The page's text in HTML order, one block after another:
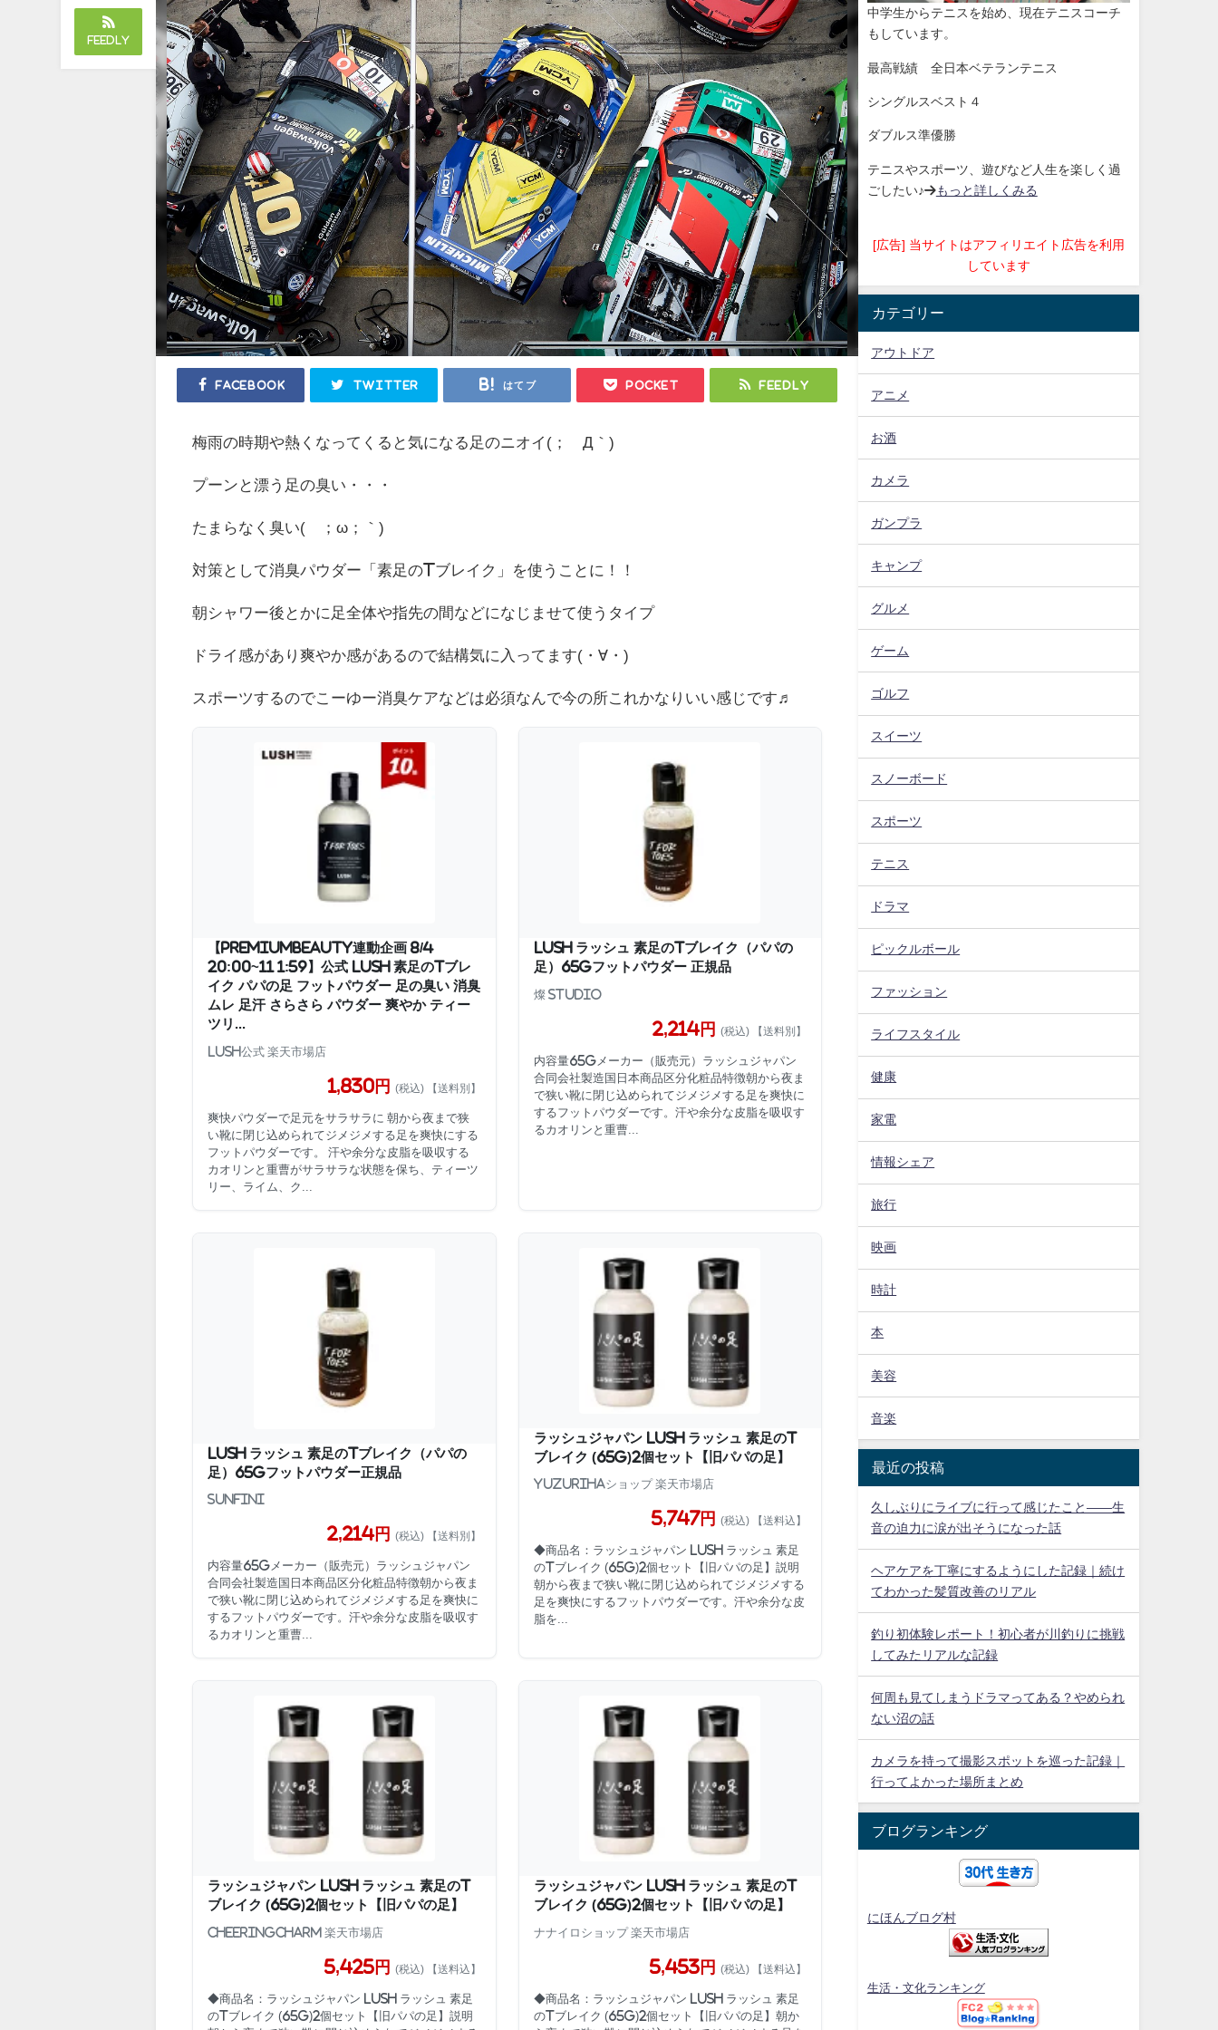
Feedly
Facebook Twitter はてブ Pocket Feedly
梅雨の時期や熱くなってくると気になる足のニオイ(；´Д｀)
プーンと漂う足の臭い・・・
たまらなく臭い(´；ω；｀)
対策として消臭パウダー「素足のTブレイク」を使うことに！！
朝シャワー後とかに足全体や指先の間などになじませて使うタイプ
ドライ感があり爽やか感があるので結構気に入ってます(・∀・)
スポーツするのでこーゆー消臭ケアなどは必須なんで今の所これかなりいい感じです♬
【PremiumBeauty連動企画 8/4
20:00~11 1:59】公式 LUSH 素足のTブレ
イク パパの足 フットパウダー 足の臭い 消臭
ムレ 足汗 さらさら パウダー 爽やか ティー
ツリ...
LUSH公式 楽天市場店
1,830円 (税込) 【送料別】
爽快パウダーで足元をサラサラに 朝から夜まで狭
い靴に閉じ込められてジメジメする足を爽快にする
フットパウダーです。 汗や余分な皮脂を吸収する
カオリンと重曹がサラサラな状態を保ち、ティーツ
リー、ライム、ク...
lush ラッシュ 素足のTブレイク（パパの
足）65gフットパウダー 正規品
燦 Studio
2,214円 (税込) 【送料別】
内容量65gメーカー（販売元）ラッシュジャパン
合同会社製造国日本商品区分化粧品特徴朝から夜ま
で狭い靴に閉じ込められてジメジメする足を爽快に
するフットパウダーです。汗や余分な皮脂を吸収す
るカオリンと重曹...
lush ラッシュ 素足のTブレイク（パパの
足）65gフットパウダー正規品
sunfini
2,214円 (税込) 【送料別】
内容量65gメーカー（販売元）ラッシュジャパン
合同会社製造国日本商品区分化粧品特徴朝から夜ま
で狭い靴に閉じ込められてジメジメする足を爽快に
するフットパウダーです。汗や余分な皮脂を吸収す
るカオリンと重曹...
ラッシュジャパン LUSH ラッシュ 素足のT
ブレイク (65g)2個セット【旧パパの足】
YUZURIHAショップ 楽天市場店
5,747円 (税込) 【送料込】
◆商品名：ラッシュジャパン LUSH ラッシュ 素足
のTブレイク (65g)2個セット【旧パパの足】説明
朝から夜まで狭い靴に閉じ込められてジメジメする
足を爽快にするフットパウダーです。汗や余分な皮
脂を...
ラッシュジャパン LUSH ラッシュ 素足のT
ブレイク (65g)2個セット【旧パパの足】
CheeringCharm 楽天市場店
5,425円 (税込) 【送料込】
◆商品名：ラッシュジャパン LUSH ラッシュ 素足
のTブレイク (65g)2個セット【旧パパの足】説明
ラッシュジャパン LUSH ラッシュ 素足のT
ブレイク (65g)2個セット【旧パパの足】
ナナイロショップ 楽天市場店
5,453円 (税込) 【送料込】
◆商品名：ラッシュジャパン LUSH ラッシュ 素足
のTブレイク (65g)2個セット【旧パパの足】朝か
中学生からテニスを始め、現在テニスコーチ
もしています。
最高戦績 全日本ベテランテニス
シングルスベスト４
ダブルス準優勝
テニスやスポーツ、遊びなど人生を楽しく過
ごしたい♪→もっと詳しくみる
[広告] 当サイトはアフィリエイト広告を利用
しています
カテゴリー
アウトドア
アニメ
お酒
カメラ
ガンプラ
キャンプ
グルメ
ゲーム
ゴルフ
スイーツ
スノーボード
スポーツ
テニス
ドラマ
ピックルボール
ファッション
ライフスタイル
健康
家電
情報シェア
旅行
映画
時計
本
美容
音楽
最近の投稿
久しぶりにライブに行って感じたこと——生
音の迫力に涙が出そうになった話
ヘアケアを丁寧にするようにした記録｜続け
てわかった髪質改善のリアル
釣り初体験レポート！初心者が川釣りに挑戦
してみたリアルな記録
何周も見てしまうドラマってある？やめられ
ない沼の話
カメラを持って撮影スポットを巡った記録｜
行ってよかった場所まとめ
ブログランキング
にほんブログ村
生活・文化ランキング